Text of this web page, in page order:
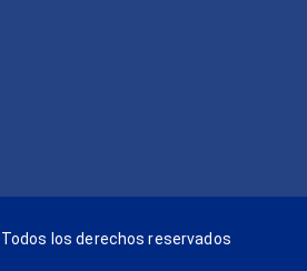
Todos los derechos reservados